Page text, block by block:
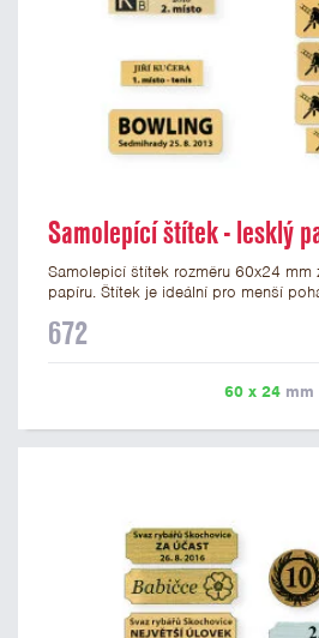
Samolepící štítek - lesklý
Samolepicí štítek rozměru 60x24 mm
papíru. Štítek je ideální pro menší
libovolné logo nebo text. Potisk štítku
výrobu štítku je možné přiložit v
672
60 x 24mm